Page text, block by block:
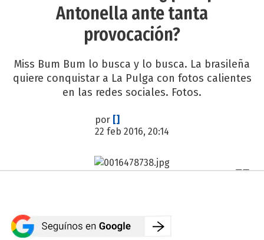
Antonella ante tanta
provocación?
Miss Bum Bum lo busca y lo busca. La brasileña
quiere conquistar a La Pulga con fotos calientes
en las redes sociales. Fotos.
por []
22 feb 2016, 20:14